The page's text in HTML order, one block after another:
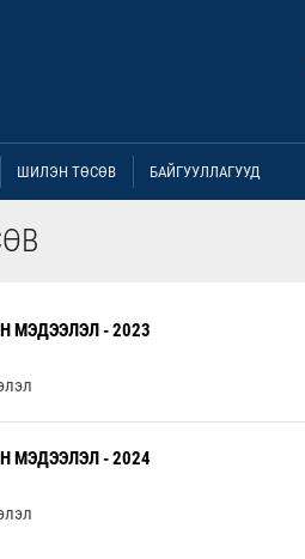
ШИЛЭН ТӨСӨВ БАЙГУУЛЛАГУУД
МЭДЭЭЛЭЛ - 2023
МЭДЭЭЛЭЛ - 2024